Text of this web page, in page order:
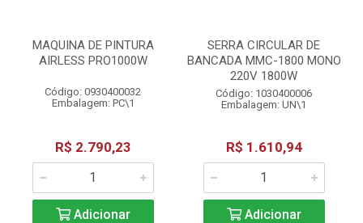
MAQUINA DE PINTURA
AIRLESS PRO1000W
Código: 0930400032
Embalagem: PC\1
R$ 2.790,23
Adicionar
SERRA CIRCULAR DE
BANCADA MMC-1800 MONO
220V 1800W
Código: 1030400006
Embalagem: UN\1
R$ 1.610,94
Adicionar